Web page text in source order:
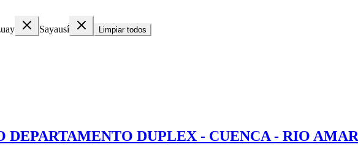
Sayausí Limpiar todos
DEPARTAMENTO DUPLEX - CUENCA - RIO